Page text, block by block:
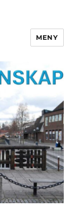
MENY